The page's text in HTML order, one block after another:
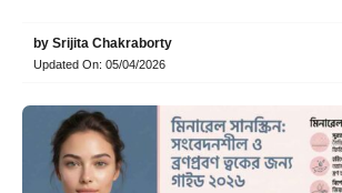
by Srijita Chakraborty
Updated On: 05/04/2026